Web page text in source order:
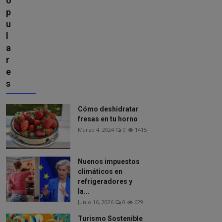
p
u
a
r
e
s
Cómo deshidratar
fresas en tu horno
Marzo 4, 2024 0 1415
Nuenos impuestos
climáticos en
refrigeradores y
la...
Junio 16, 2026 0 629
Turismo Sostenible